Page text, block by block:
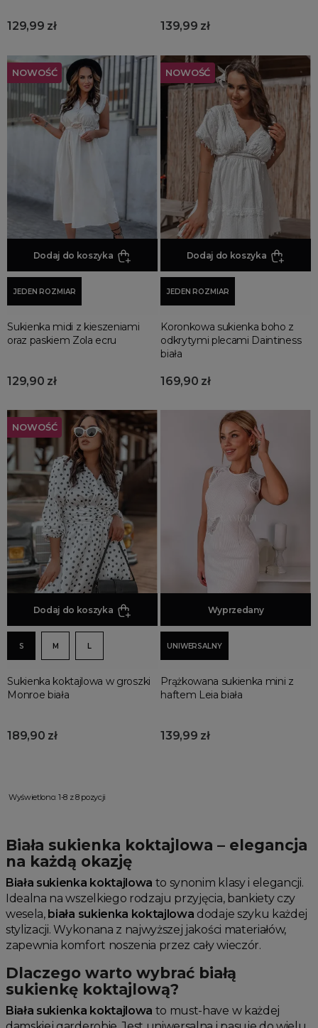
129,99 zł 139,99 zł
Dodaj do koszyka
JEDEN ROZMIAR
Sukienka midi z kieszeniami
oraz paskiem Zola ecru
129,90 zł
NOWOŚĆ
Dodaj do koszyka
JEDEN ROZMIAR
Koronkowa sukienka boho z
odkrytymi plecami Daintiness
biała
169,90 zł
NOWOŚĆ
Dodaj do koszyka
S M L
Sukienka koktajlowa w groszki
Monroe biała
189,90 zł
NOWOŚĆ
Dodaj do koszyka
Wyprzedany
UNIWERSALNY
Prążkowana sukienka mini z
haftem Leia biała
139,99 zł
Wyświetlono: 1-8 z 8 pozycji
Biała sukienka koktajlowa – elegancja
na każdą okazję
Biała sukienka koktajlowa to synonim klasy i elegancji.
Idealna na wszelkiego rodzaju przyjęcia, bankiety czy
wesela, biała sukienka koktajlowa dodaje szyku każdej
stylizacji. Wykonana z najwyższej jakości materiałów,
zapewnia komfort noszenia przez cały wieczór.
Dlaczego warto wybrać białą
sukienkę koktajlową?
Biała sukienka koktajlowa to must-have w każdej